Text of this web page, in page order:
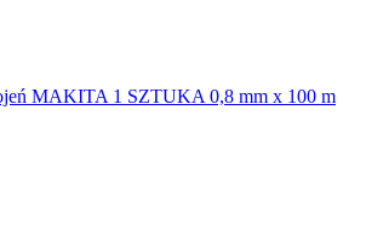
MAKITA 1 SZTUKA 0,8 mm x 100 m